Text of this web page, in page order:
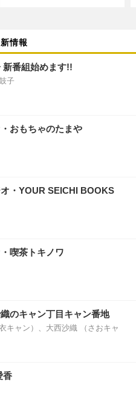
情報
新番組始めます!!
子
おもちゃのたまや
・YOUR SEICHI BOOKS
喫茶トキノワ
のキャン丁目キャン番地
キャン）、大西沙織 （さおキャ
香